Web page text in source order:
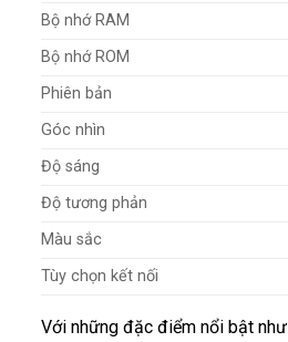
Bộ nhớ RAM
Bộ nhớ ROM
Phiên bản
Góc nhìn
Độ sáng
Độ tương phản
Màu sắc
Tùy chọn kết nối
Với những đặc điểm nổi bật